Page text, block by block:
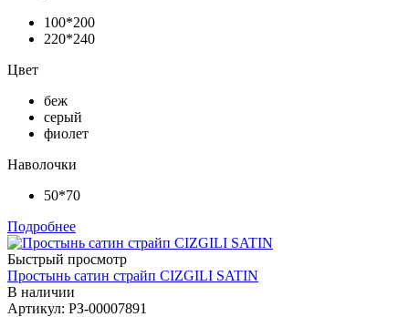
100*200
220*240
Цвет
беж
серый
фиолет
Наволочки
50*70
Подробнее
Быстрый просмотр
Простынь сатин страйп CIZGILI SATIN
В наличии
Артикул: РЗ-00007891